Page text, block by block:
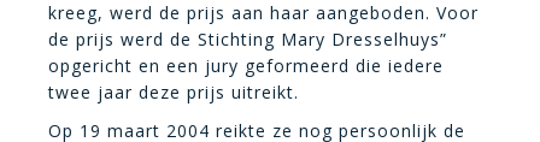
kreeg, werd de prijs aan haar aangeboden. Voor
de prijs werd de Stichting Mary Dresselhuys”
opgericht en een jury geformeerd die iedere
twee jaar deze prijs uitreikt.
Op 19 maart 2004 reikte ze nog persoonlijk de